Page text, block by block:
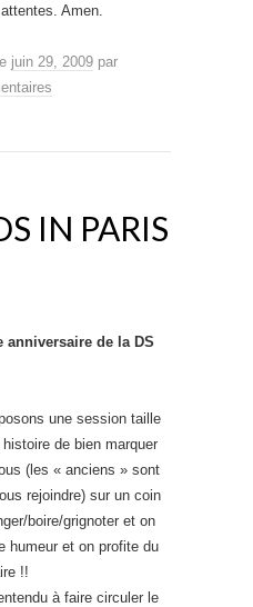
Amen.
le juin 29, 2009 par
IN PARIS
anniversaire de la DS
une session taille
de bien marquer
(les « anciens » sont
rejoindre) sur un coin
boire/grignoter et on
humeur et on profite du
!!
à faire circuler le